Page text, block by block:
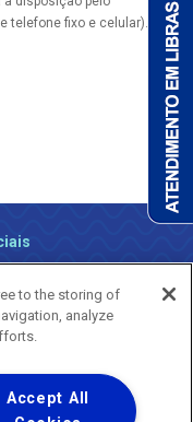
telefone fixo e celular).
os Direitos Reservados.
to the storing of
analyze
Accept All